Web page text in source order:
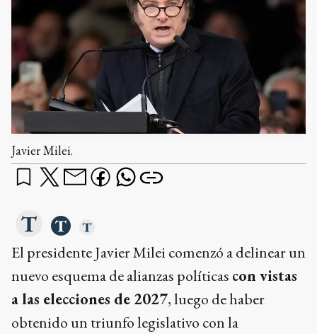
Javier Milei.
El presidente Javier Milei comenzó a delinear un
nuevo esquema de alianzas políticas con vistas
a las elecciones de 2027, luego de haber
obtenido un triunfo legislativo con la